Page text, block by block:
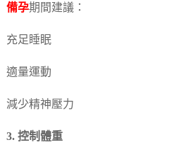
備孕期間建議：
充足睡眠
適量運動
減少精神壓力
3. 控制體重